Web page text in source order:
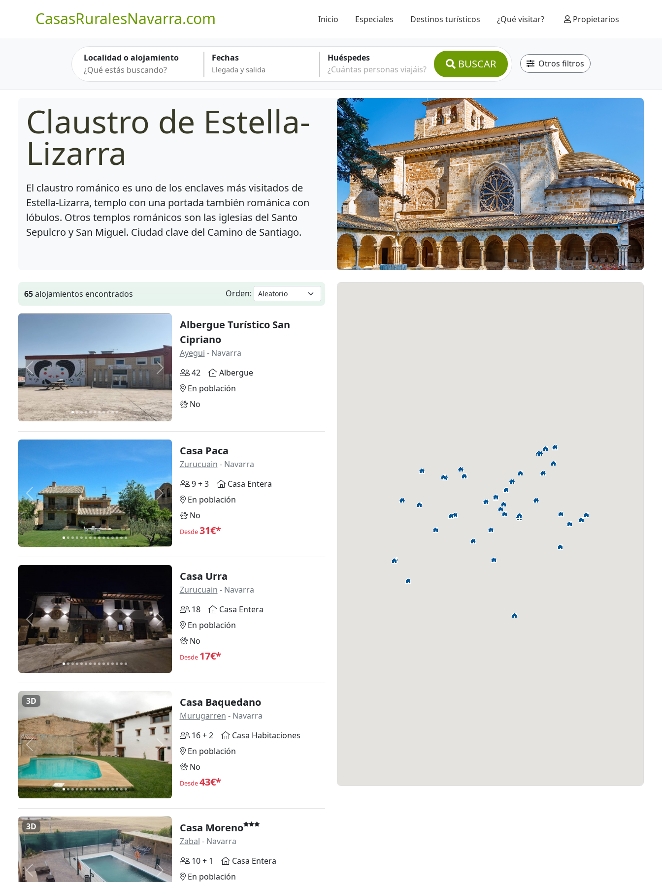
CasasRuralesNavarra.com Inicio Especiales Destinos turísticos ¿Qué visitar? Propietarios
Localidad o alojamiento Fechas
Huéspedes
¿Cuántas personas viajáis?
BUSCAR Otros filtros
Claustro de Estella-
Lizarra
El claustro románico es uno de los enclaves más visitados de
Estella-Lizarra, templo con una portada también románica con
lóbulos. Otros templos románicos son las iglesias del Santo
Sepulcro y San Miguel. Ciudad clave del Camino de Santiago.
65alojamientos encontrados Orden:
Anterior Siguiente
Albergue Turístico San
Cipriano
Ayegui - Navarra
42
Albergue
En población
No
Anterior Siguiente
Casa Paca
Zurucuain - Navarra
9 + 3
Casa Entera
En población
No
Desde31€*
Anterior Siguiente
Casa Urra
Zurucuain - Navarra
18
Casa Entera
En población
No
Desde 17€*
Anterior Siguiente
3D Casa Baquedano
Murugarren - Navarra
16 + 2
Casa Habitaciones
En población
No
Desde43€*
Anterior Siguiente
3D Casa Moreno
Zabal - Navarra
10 + 1
Casa Entera
En población